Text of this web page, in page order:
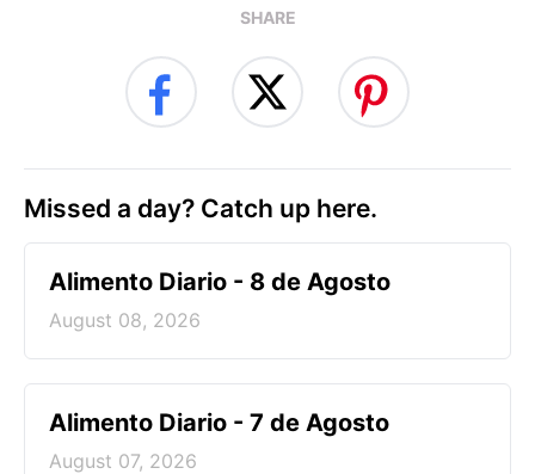
SHARE
Missed a day? Catch up here.
Alimento Diario - 8 de Agosto
August 08, 2026
Alimento Diario - 7 de Agosto
August 07, 2026